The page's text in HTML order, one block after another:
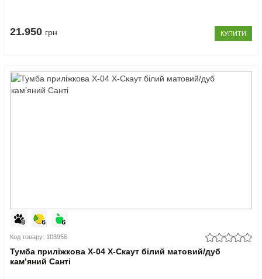
21.950 грн КУПИТИ
Код товару: 103956
Тумба приліжкова Х-04 X-Скаут білий матовий/дуб
кам’яний Санті